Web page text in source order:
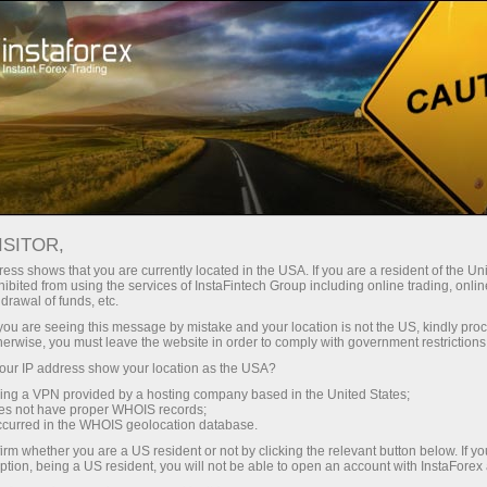
InstaForex билан сиз ҳақиқатан
эга бўласиз: 1:5000 гача кредит
елкаси, бозордаги энг яхши
спред ва комиссиялардан бири,
шунингдек акциялар ва
индекслар билан савдо қилиш
учун қулай шартлар.
Кичик
Ҳар бир депозит учун
30% бонус
Савдода
ва трассада тезлик
shows that you are currently located in the USA. If you are a resident of the
from using the services of InstaFintech Group including online trading,
of funds, etc.
are seeing this message by mistake and your location is not the US, kindly
you must leave the website in order to comply with government
IP address show your location as the USA?
a VPN provided by a hosting company based in the United States;
not have proper WHOIS records;
in the WHOIS geolocation database.
whether you are a US resident or not by clicking the relevant button below. If
being a US resident, you will not be able to open an account with InstaForex